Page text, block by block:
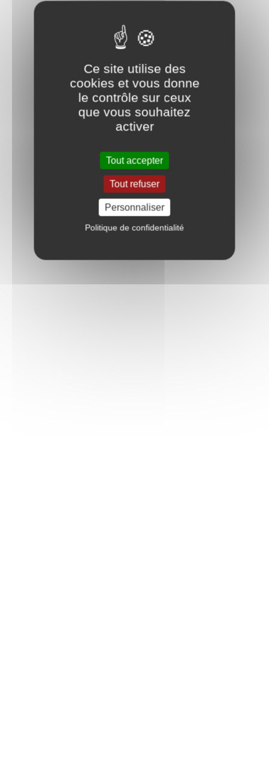
Ce site utilise des
cookies et vous donne
le contrôle sur ceux
que vous souhaitez
activer
Tout accepter
Tout refuser
Personnaliser
Politique de confidentialité